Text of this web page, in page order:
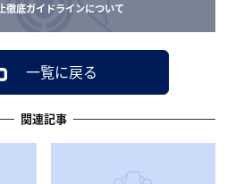
徹底ガイドラインについて
一覧に戻る
関連記事